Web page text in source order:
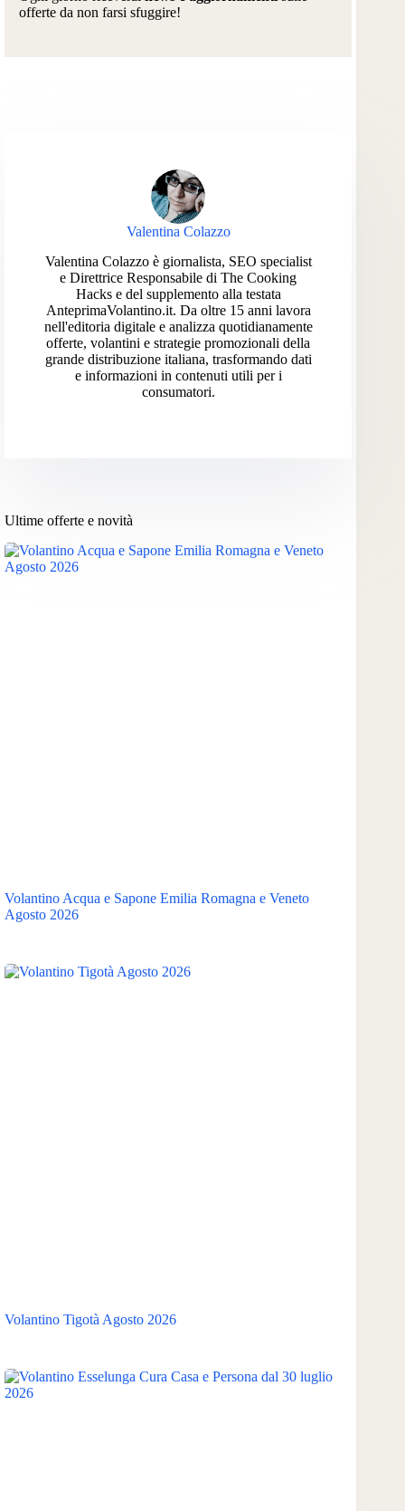
offerte da non farsi sfuggire!
Valentina Colazzo
Valentina Colazzo è giornalista, SEO specialist
e Direttrice Responsabile di The Cooking
Hacks e del supplemento alla testata
AnteprimaVolantino.it. Da oltre 15 anni lavora
nell'editoria digitale e analizza quotidianamente
offerte, volantini e strategie promozionali della
grande distribuzione italiana, trasformando dati
e informazioni in contenuti utili per i
consumatori.
Ultime offerte e novità
Volantino Acqua e Sapone Emilia Romagna e Veneto
Agosto 2026
Volantino Tigotà Agosto 2026